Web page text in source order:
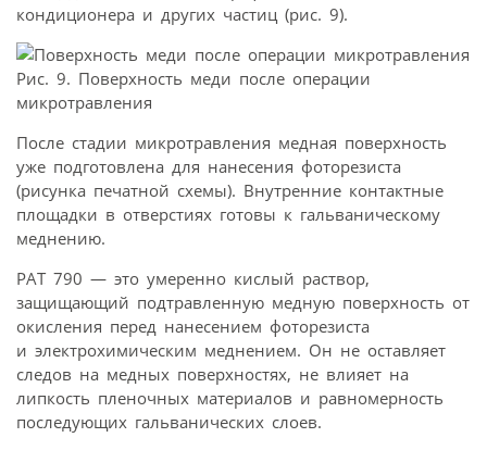
кондиционера и других частиц (рис. 9).
Рис. 9. Поверхность меди после операции
микротравления
После стадии микротравления медная поверхность
уже подготовлена для нанесения фоторезиста
(рисунка печатной схемы). Внутренние контактные
площадки в отверстиях готовы к гальваническому
меднению.
PAT 790 — это умеренно кислый раствор,
защищающий подтравленную медную поверхность от
окисления перед нанесением фоторезиста
и электрохимическим меднением. Он не оставляет
следов на медных поверхностях, не влияет на
липкость пленочных материалов и равномерность
последующих гальванических слоев.